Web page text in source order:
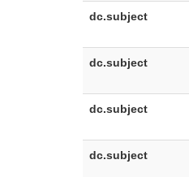
dc.subject
dc.subject
dc.subject
dc.subject